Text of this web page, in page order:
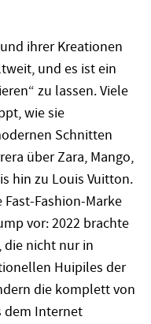
ihrer Kreationen
und es ist ein
zu lassen. Viele
wie sie
Schnitten
über Zara, Mango,
hin zu Louis Vuitton.
Fashion-Marke
vor: 2022 brachte
die nicht nur in
Huipiles der
die komplett von
dem Internet